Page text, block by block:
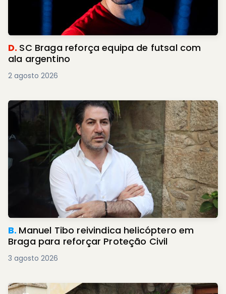
D. SC Braga reforça equipa de futsal com
ala argentino
2 agosto 2026
B. Manuel Tibo reivindica helicóptero em
Braga para reforçar Proteção Civil
3 agosto 2026